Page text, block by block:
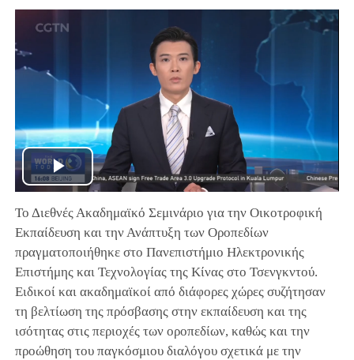
Play
Video
Το Διεθνές Ακαδημαϊκό Σεμινάριο για την Οικοτροφική
Εκπαίδευση και την Ανάπτυξη των Οροπεδίων
πραγματοποιήθηκε στο Πανεπιστήμιο Ηλεκτρονικής
Επιστήμης και Τεχνολογίας της Κίνας στο Τσενγκντού.
Ειδικοί και ακαδημαϊκοί από διάφορες χώρες συζήτησαν
τη βελτίωση της πρόσβασης στην εκπαίδευση και της
ισότητας στις περιοχές των οροπεδίων, καθώς και την
προώθηση του παγκόσμιου διαλόγου σχετικά με την